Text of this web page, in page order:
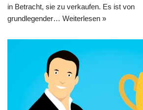
in Betracht, sie zu verkaufen. Es ist von
grundlegender… Weiterlesen »